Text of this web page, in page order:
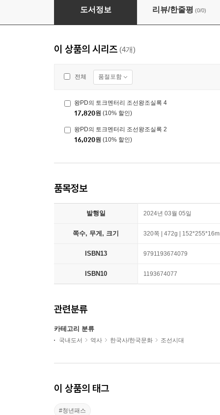
왕PD의 토크멘터리 조선왕조실록 3
도서정보 리뷰/한줄평 (0/0)
이 상품의 시리즈 (4개)
전체 품절포함
왕PD의 토크멘터리 조선왕조실록 4
17,820원 (10% 할인)
왕PD의 토크멘터리 조선왕조실록 2
16,020원 (10% 할인)
품목정보
발행일 2024년 03월 05일
쪽수, 무게, 크기 320쪽 | 472g |
ISBN13 9791193674079
ISBN10 1193674077
관련분류
카테고리 분류
국내도서 역사 한국사/한국문화 조선시대
이 상품의 태그
#청년패스